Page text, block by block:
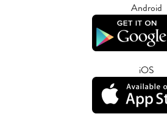
Android
iOS